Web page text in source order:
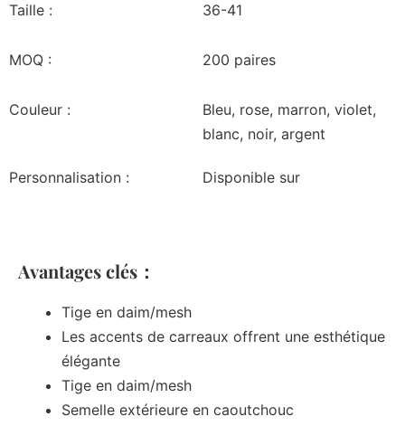
Taille : 36-41
MOQ : 200 paires
Couleur :
Bleu, rose, marron, violet,
blanc, noir, argent
Personnalisation : Disponible sur
Avantages clés：
Tige en daim/mesh
Les accents de carreaux offrent une esthétique
élégante
Tige en daim/mesh
Semelle extérieure en caoutchouc